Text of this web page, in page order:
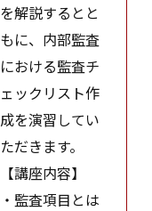
を解説するとと
もに、内部監査
における監査チ
ェックリスト作
成を演習してい
ただきます。
【講座内容】
・監査項目とは